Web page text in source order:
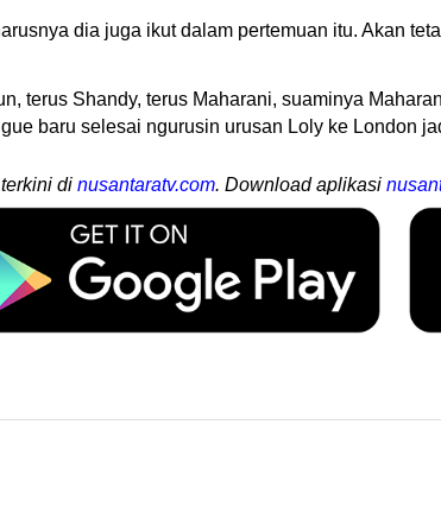
dia juga ikut dalam pertemuan itu. Akan
terus Shandy, terus Maharani, suaminya
baru selesai ngurusin urusan Loly ke London
di nusantaratv.com. Download aplikasi